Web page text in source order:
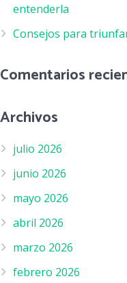
entenderla
Consejos para
Comentarios
Archivos
julio 2026
junio 2026
mayo 2026
abril 2026
marzo 2026
febrero 2026